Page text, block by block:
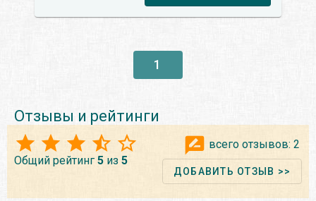
1
Отзывы и рейтинги
Общий рейтинг 5 из 5
всего отзывов: 2
ДОБАВИТЬ ОТЗЫВ >>